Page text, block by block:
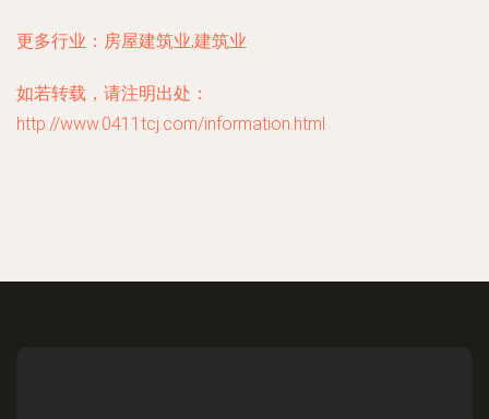
更多行业： 房屋建筑业,建筑业
如若转载，请注明出处：
http://www.0411tcj.com/information.html